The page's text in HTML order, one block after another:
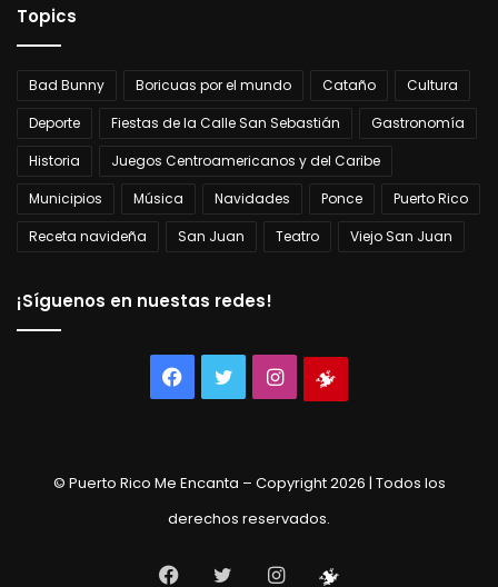
Topics
Bad Bunny Boricuas por el mundo Cataño
Cultura
Deporte
Fiestas de la Calle San Sebastián
Gastronomía
Historia
Juegos Centroamericanos y del Caribe
Municipios
Música Navidades Ponce
Puerto Rico
Receta navideña
San Juan Teatro Viejo San Juan
¡Síguenos en nuestas redes!
Facebook
TwitterInstagram
© Puerto Rico Me Encanta – Copyright 2026 | Todos los
derechos reservados.
Facebook
TwitterInstagram